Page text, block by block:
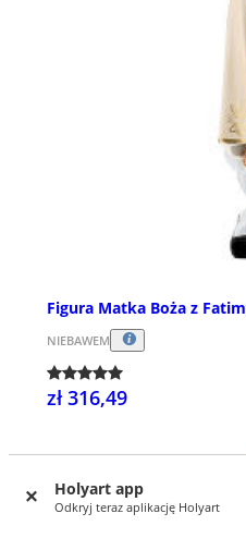
Holyart app
Odkryj teraz aplikację Holyart
Figura Matka Boża z
NIEBAWEM
zł 316,49